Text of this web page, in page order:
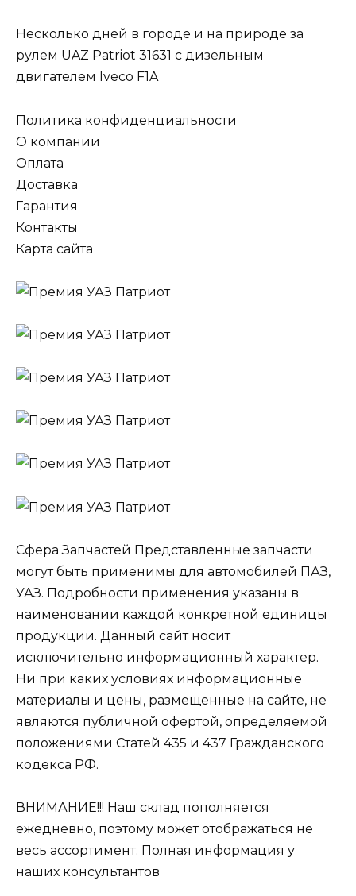
Несколько дней в городе и на природе за
рулем UAZ Patriot 31631 с дизельным
двигателем Iveco F1A
Политика конфиденциальности
О компании
Оплата
Доставка
Гарантия
Контакты
Карта сайта
Сфера Запчастей Представленные запчасти
могут быть применимы для автомобилей ПАЗ,
УАЗ. Подробности применения указаны в
наименовании каждой конкретной единицы
продукции. Данный сайт носит
исключительно информационный характер.
Ни при каких условиях информационные
материалы и цены, размещенные на сайте, не
являются публичной офертой, определяемой
положениями Статей 435 и 437 Гражданского
кодекса РФ.
ВНИМАНИЕ!!! Наш склад пополняется
ежедневно, поэтому может отображаться не
весь ассортимент. Полная информация у
наших консультантов